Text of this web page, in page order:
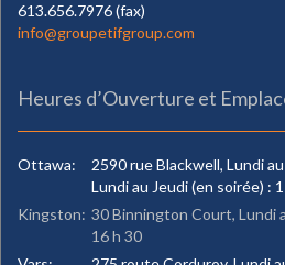
613.656.7976 (fax)
info@groupetifgroup.com
Heures d’Ouverture et
Ottawa:
2590 rue Blackwell, Lundi
Lundi au Jeudi (en soirée) :
Kingston: 30 Binnington Court, Lundi
16 h 30